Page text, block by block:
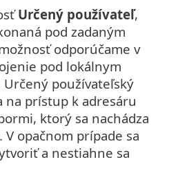
Určený používateľ,
pod zadaným
odporúčame v
pod lokálnym
používateľský
na prístup k adresáru
ktorý sa nachádza
opačnom prípade sa
a nestiahne sa